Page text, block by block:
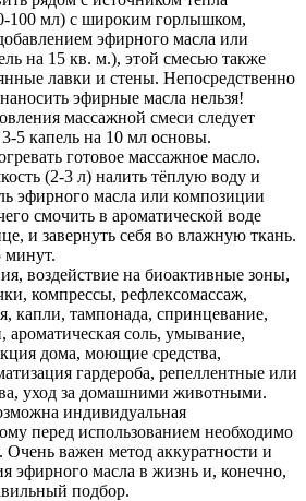
100 мл) с широким горлышком,
эфирного масла или
на 15 кв. м.), этой смесью также
лавки и стены. Непосредственно
эфирные масла нельзя!
массажной смеси следует
5 капель на 10 мл основы.
готовое массажное масло.
(2-3 л) налить тёплую воду и
эфирного масла или композиции
смочить в ароматической воде
и завернуть себя во влажную ткань.
минут.
воздействие на биоактивные зоны,
компрессы, рефлексомассаж,
капли, тампонада, спринцевание,
соль, умывание,
дома, моющие средства,
гардероба, репеллентные или
уход за домашними животными.
индивидуальная
перед использованием необходимо
Очень важен метод аккуратности и
эфирного масла в жизнь и, конечно,
подбор.